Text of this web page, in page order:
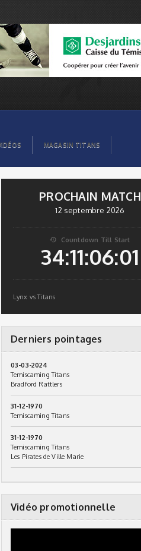
MAGASIN TITANS
PROCHAIN MATCH
12 septembre 2026
 Countdown Till Start
34:11:06:00
Lynx vs Titans
Derniers pointages
03-03-2024
Temiscaming Titans
Bradford Rattlers
31-12-1970
Temiscaming Titans
31-12-1970
Temiscaming Titans
Les Pirates de Ville Marie
Vidéo promotionnelle